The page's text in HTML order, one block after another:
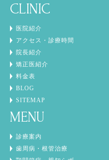
CLINIC
医院紹介
アクセス・診療時間
院長紹介
矯正医紹介
料金表
BLOG
SITEMAP
MENU
診療案内
歯周病・根管治療